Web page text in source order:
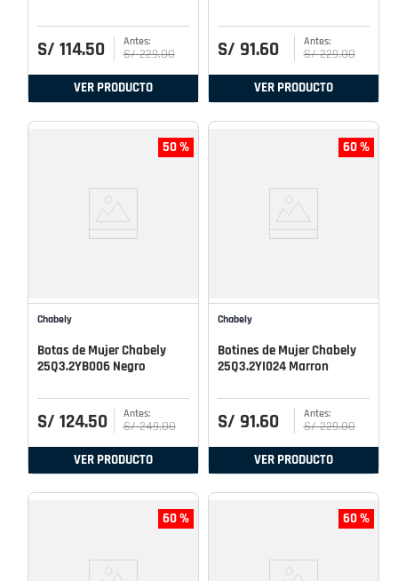
S/ 114.50 S/ 229.00
VER PRODUCTO
S/ 91.60 S/ 229.00
VER PRODUCTO
50 %
Chabely
Botas de Mujer Chabely
25Q3.2YB006 Negro
S/ 124.50 S/ 249.00
VER PRODUCTO
60 %
Chabely
Botines de Mujer Chabely
25Q3.2YI024 Marron
S/ 91.60 S/ 229.00
VER PRODUCTO
60 % 60 %